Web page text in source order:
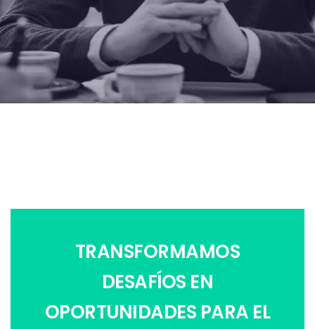
TRANSFORMAMOS
DESAFÍOS EN
OPORTUNIDADES PARA EL